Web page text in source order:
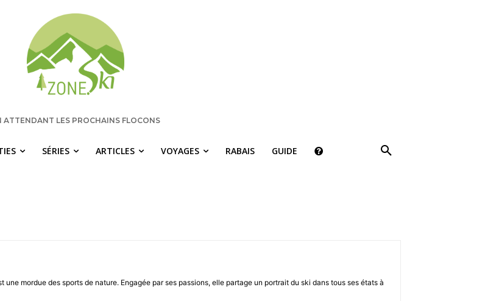
ATTENDANT LES PROCHAINS FLOCONS
SÉRIES ARTICLES VOYAGES RABAIS GUIDE
mordue des sports de nature. Engagée par ses passions, elle partage un portrait du ski dans tous ses états à